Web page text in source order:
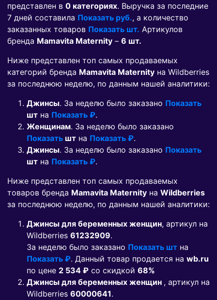
представлен в 0 категориях. Выручка за последние
7 дней составила Показать руб., а количество
заказанных товаров Показать шт. Артикулов
бренда Mamavita Maternity – 6 шт.
Ниже представлен топ самых продаваемых
категорий бренда Mamavita Maternity на Wildberries
за последнюю неделю, по данным нашей аналитики:
Джинсы. За неделю было заказано Показать
шт на Показать ₽.
Женщинам. За неделю было заказано
Показать шт на Показать ₽.
Джинсы. За неделю было заказано Показать
шт на Показать ₽.
Ниже представлен топ самых продаваемых
товаров бренда Mamavita Maternity на Wildberries
за последнюю неделю, по данным нашей аналитики:
Джинсы для беременных женщин, артикул на
Wildberries 61232909.
За неделю было заказано Показать шт на
Показать ₽. Данный товар продается на wb.ru
по цене 2 534 ₽ co скидкой 68%
Джинсы для беременных женщин , артикул на
Wildberries 60000641.